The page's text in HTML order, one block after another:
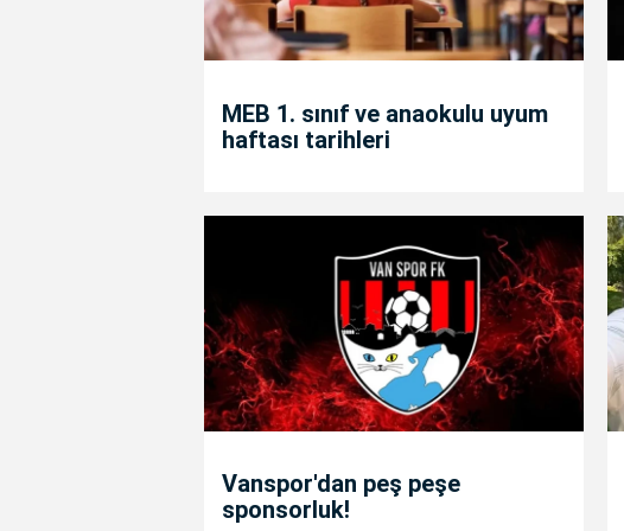
MEB 1. sınıf ve anaokulu uyum
haftası tarihleri
Vanspor'dan peş peşe
sponsorluk!